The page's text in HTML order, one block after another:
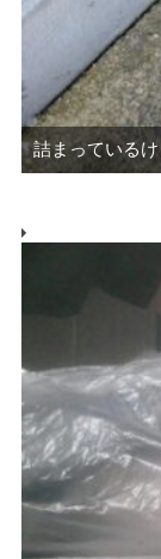
詰まっている